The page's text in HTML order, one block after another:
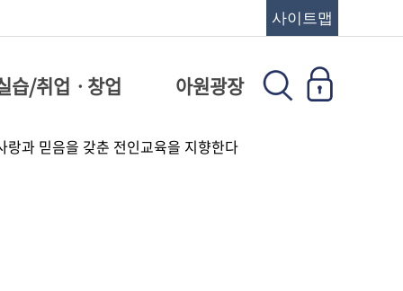
사이트맵
습/취업ㆍ창업 아원광장